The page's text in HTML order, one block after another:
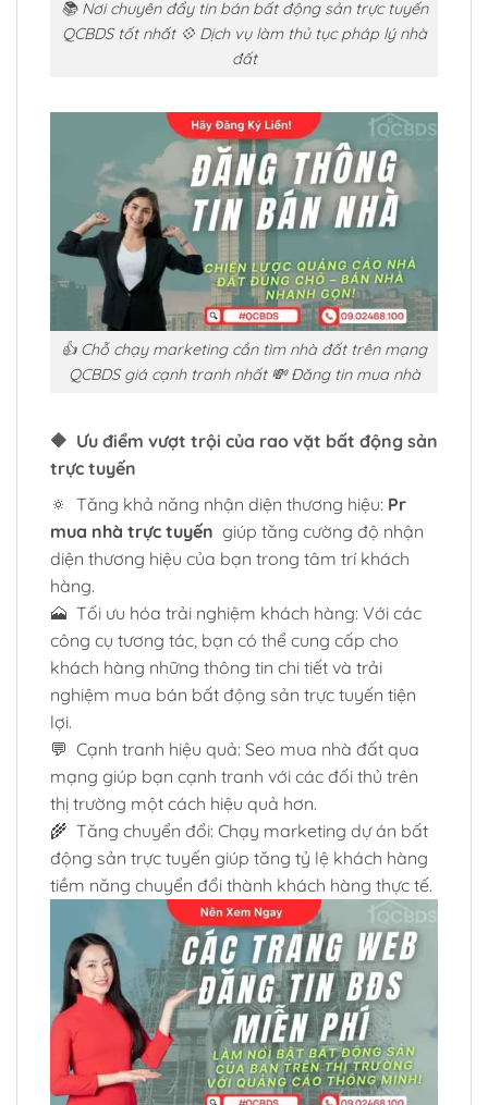
📚 Nơi chuyên đẩy tin bán bất động sản trực tuyến
QCBDS tốt nhất 💠 Dịch vụ làm thủ tục pháp lý nhà
đất
👍 Chỗ chạy marketing cần tìm nhà đất trên mạng
QCBDS giá cạnh tranh nhất 💸 Đăng tin mua nhà
🔶 Ưu điểm vượt trội của rao vặt bất động sản
trực tuyến
🔅 Tăng khả năng nhận diện thương hiệu: Pr
mua nhà trực tuyến giúp tăng cường độ nhận
diện thương hiệu của bạn trong tâm trí khách
hàng.
🗻 Tối ưu hóa trải nghiệm khách hàng: Với các
công cụ tương tác, bạn có thể cung cấp cho
khách hàng những thông tin chi tiết và trải
nghiệm mua bán bất động sản trực tuyến tiện
lợi.
💬 Cạnh tranh hiệu quả: Seo mua nhà đất qua
mạng giúp bạn cạnh tranh với các đối thủ trên
thị trường một cách hiệu quả hơn.
🌾 Tăng chuyển đổi: Chạy marketing dự án bất
động sản trực tuyến giúp tăng tỷ lệ khách hàng
tiềm năng chuyển đổi thành khách hàng thực tế.